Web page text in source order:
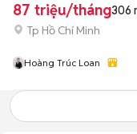
87 triệu/tháng306
Tp Hồ Chí Minh
Hoàng Trúc Loan